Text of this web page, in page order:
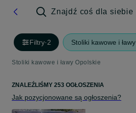
Znajdź coś dla siebie
Filtry·2 Stoliki kawowe i ławy
Stoliki kawowe i ławy Opolskie
ZNALEŹLIŚMY 253 OGŁOSZENIA
Jak pozycjonowane są ogłoszenia?